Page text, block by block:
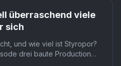
überraschend viele
sich
und wie viel ist Styropor?
drei baute Production